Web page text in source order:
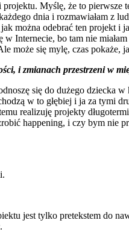
Myślę, że to
dnia i rozmawiałam z
można odebrać ten projekt
Internecie, bo tam nie
może się mylę, czas pokaże,
i zmianach przestrzeni w
się do dużego dziecka
w to głębiej i ja za tymi
realizuję projekty
happening, i czy bym nie
jest tylko pretekstem do